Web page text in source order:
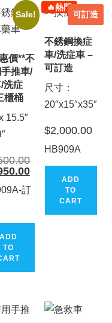
Sale!
價**不
推車/
洗症
櫃桶
15.5″
Original
price
was:
$3,500.00.
Current
price
is:
$2,950.00.
訂
ADD
TO
🔥熱門
可訂造
不銹鋼換症
車/洗症車 –
可訂造
尺寸：
20″x15″x35″
$2,000.00
HB909A
ADD
TO
CART